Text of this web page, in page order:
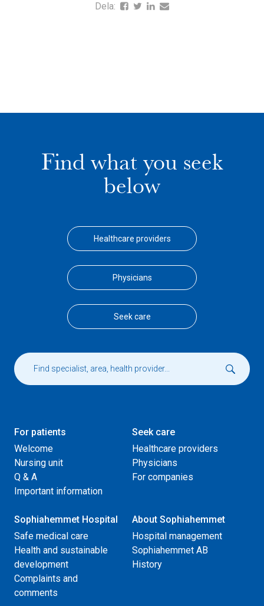
Dela:
Find what you seek
below
Healthcare providers
Physicians
Seek care
For patients
Welcome
Nursing unit
Q & A
Important information
Seek care
Healthcare providers
Physicians
For companies
Sophiahemmet Hospital
Safe medical care
Health and sustainable
development
Complaints and
comments
About Sophiahemmet
Hospital management
Sophiahemmet AB
History